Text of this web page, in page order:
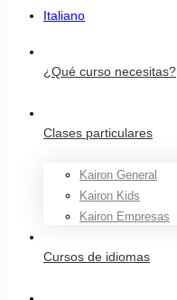
Italiano
¿Qué curso necesitas?
Clases particulares
Kairon General
Kairon Kids
Kairon Empresas
Cursos de idiomas